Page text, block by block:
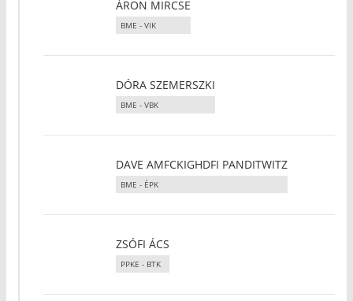
ÁRON MIRCSE
BME - VIK
DÓRA SZEMERSZKI
BME - VBK
DAVE AMFCKIGHDFI PANDITWITZ
BME - ÉPK
ZSÓFI ÁCS
PPKE - BTK